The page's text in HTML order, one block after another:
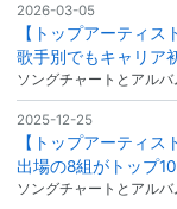
2026-03-05
【トップアーティ
歌手別でもキャリア
ソングチャートとアル
2025-12-25
【トップアーティス
出場の8組がトップ
ソングチャートとアル